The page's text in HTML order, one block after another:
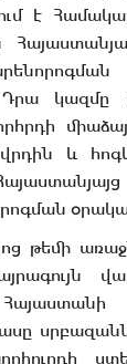
է
Դրա կազմը
և
թեմի